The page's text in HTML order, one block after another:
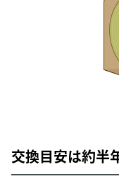
交換目安は約半